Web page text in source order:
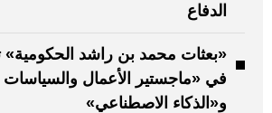
الدفاع
«بعثات محمد بن راشد الحكومية»
في «ماجستير الأعمال والسياسات
و«الذكاء الاصطناعي»